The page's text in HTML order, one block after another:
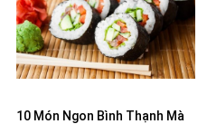
10 Món Ngon Bình Thạnh Mà